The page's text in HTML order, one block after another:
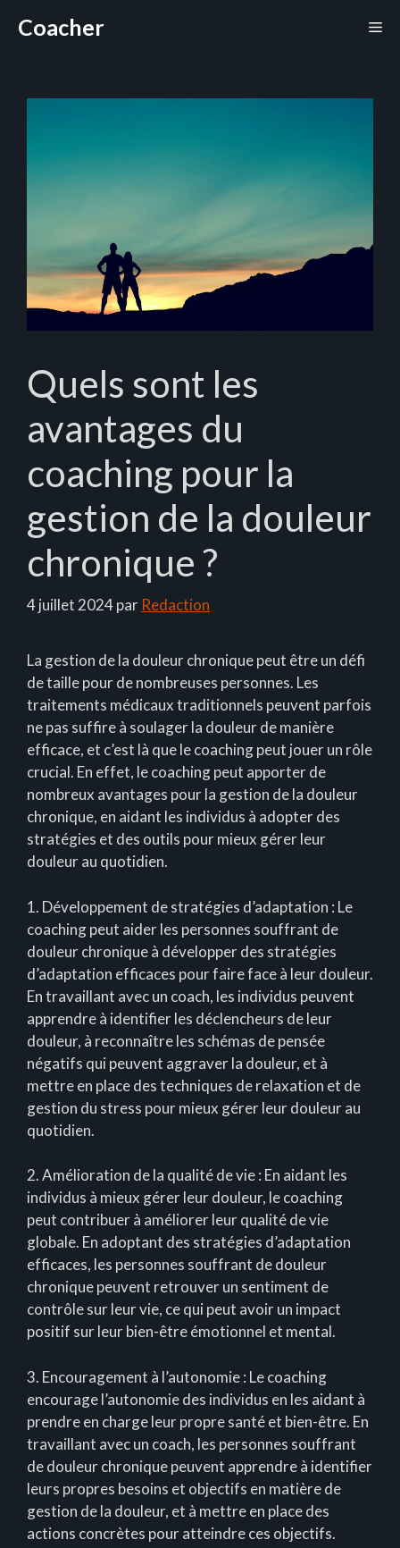
Coacher
Quels sont les
avantages du
coaching pour la
gestion de la douleur
chronique ?
4 juillet 2024par Redaction
La gestion de la douleur chronique peut être un défi
de taille pour de nombreuses personnes. Les
traitements médicaux traditionnels peuvent parfois
ne pas suffire à soulager la douleur de manière
efficace, et c’est là que le coaching peut jouer un rôle
crucial. En effet, le coaching peut apporter de
nombreux avantages pour la gestion de la douleur
chronique, en aidant les individus à adopter des
stratégies et des outils pour mieux gérer leur
douleur au quotidien.
1. Développement de stratégies d’adaptation : Le
coaching peut aider les personnes souffrant de
douleur chronique à développer des stratégies
d’adaptation efficaces pour faire face à leur douleur.
En travaillant avec un coach, les individus peuvent
apprendre à identifier les déclencheurs de leur
douleur, à reconnaître les schémas de pensée
négatifs qui peuvent aggraver la douleur, et à
mettre en place des techniques de relaxation et de
gestion du stress pour mieux gérer leur douleur au
quotidien.
2. Amélioration de la qualité de vie : En aidant les
individus à mieux gérer leur douleur, le coaching
peut contribuer à améliorer leur qualité de vie
globale. En adoptant des stratégies d’adaptation
efficaces, les personnes souffrant de douleur
chronique peuvent retrouver un sentiment de
contrôle sur leur vie, ce qui peut avoir un impact
positif sur leur bien-être émotionnel et mental.
3. Encouragement à l’autonomie : Le coaching
encourage l’autonomie des individus en les aidant à
prendre en charge leur propre santé et bien-être. En
travaillant avec un coach, les personnes souffrant
de douleur chronique peuvent apprendre à identifier
leurs propres besoins et objectifs en matière de
gestion de la douleur, et à mettre en place des
actions concrètes pour atteindre ces objectifs.